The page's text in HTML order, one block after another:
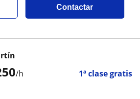
Contactar
/h 1ª clase gratis